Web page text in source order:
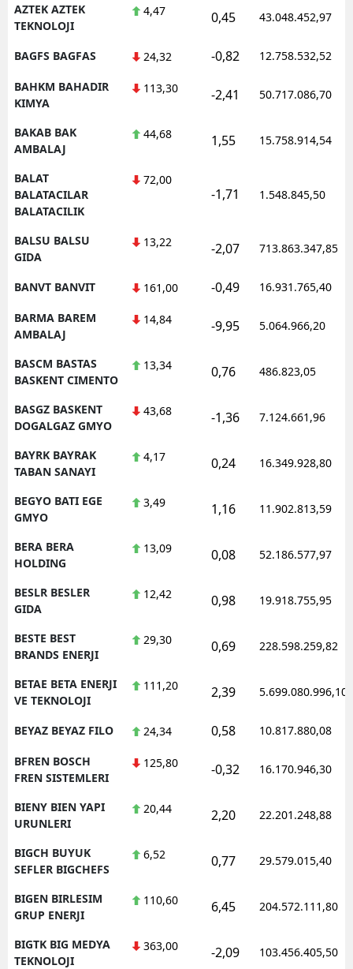
AZTEK AZTEK
TEKNOLOJI
4,47 0,45 43.048.452,97
BAGFS BAGFAS 24,32 -0,82 12.758.532,52
BAHKM BAHADIR
KIMYA
113,30 -2,41 50.717.086,70
BAKAB BAK
AMBALAJ
44,68 1,55 15.758.914,54
BALAT
BALATACILAR
BALATACILIK
72,00
-1,71 1.548.845,50
BALSU BALSU
GIDA
13,22 -2,07 713.863.347,85
BANVT BANVIT 161,00 -0,49 16.931.765,40
BARMA BAREM
AMBALAJ
14,84 -9,95 5.064.966,20
BASCM BASTAS
BASKENT CIMENTO
13,34 0,76 486.823,05
BASGZ BASKENT
DOGALGAZ GMYO
43,68 -1,36 7.124.661,96
BAYRK BAYRAK
TABAN SANAYI
4,17 0,24 16.349.928,80
BEGYO BATI EGE
GMYO
3,49 1,16 11.902.813,59
BERA BERA
HOLDING
13,09 0,08 52.186.577,97
BESLR BESLER
GIDA
12,42 0,98 19.918.755,95
BESTE BEST
BRANDS ENERJI
29,30 0,69 228.598.259,82
BETAE BETA ENERJI
VE TEKNOLOJI
111,20 2,39 5.699.080.996,10
BEYAZ BEYAZ FILO 24,34 0,58 10.817.880,08
BFREN BOSCH
FREN SISTEMLERI
125,80 -0,32 16.170.946,30
BIENY BIEN YAPI
URUNLERI
20,44 2,20 22.201.248,88
BIGCH BUYUK
SEFLER BIGCHEFS
6,52 0,77 29.579.015,40
BIGEN BIRLESIM
GRUP ENERJI
110,60 6,45 204.572.111,80
BIGTK BIG MEDYA
TEKNOLOJI
363,00 -2,09 103.456.405,50